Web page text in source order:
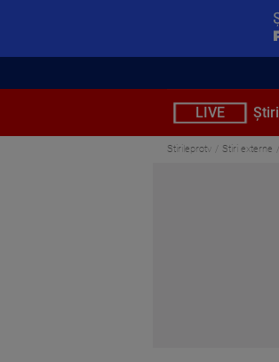
LIVE
Stirileprotv Stiri externe